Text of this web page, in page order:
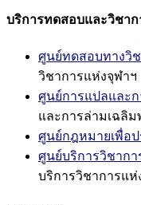
บริการทดสอบและวิชาก
ศูนย์ทดสอบทางวิ
วิชาการแห่งจุฬาฯ
ศูนย์การแปลและก
และการล่ามเฉลิม
ศูนย์กฎหมายเพื่อ
ศูนย์บริการวิชาก
บริการวิชาการแ